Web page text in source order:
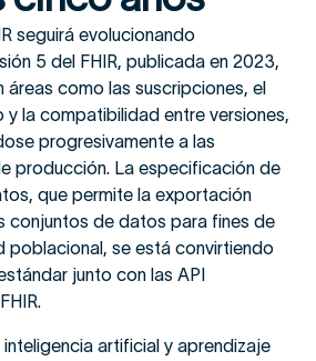
seguirá evolucionando
5 del FHIR, publicada en 2023,
áreas como las suscripciones, el
y la compatibilidad entre versiones,
progresivamente a las
producción. La especificación de
que permite la exportación
conjuntos de datos para fines de
poblacional, se está convirtiendo
junto con las API
artificial y aprendizaje